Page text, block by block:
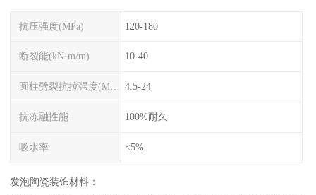
抗压强度(MPa) 120-180
断裂能(kN·m/m) 10-40
圆柱劈裂抗拉强度(MPa) 4.5-24
抗冻融性能 100%耐久
吸水率 <5%
发泡陶瓷装饰材料：